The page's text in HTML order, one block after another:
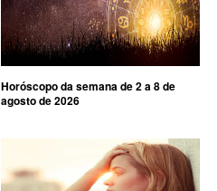
Horóscopo da semana de 2 a 8 de
agosto de 2026